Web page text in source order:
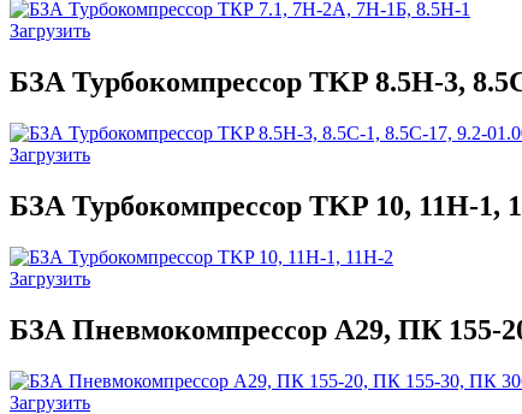
Загрузить
БЗА Турбокомпрессор TKP 8.5Н-3,
Загрузить
БЗА Турбокомпрессор TKP 10, 11Н-1,
Загрузить
БЗА Пневмокомпрессор А29, ПК 155-
Загрузить